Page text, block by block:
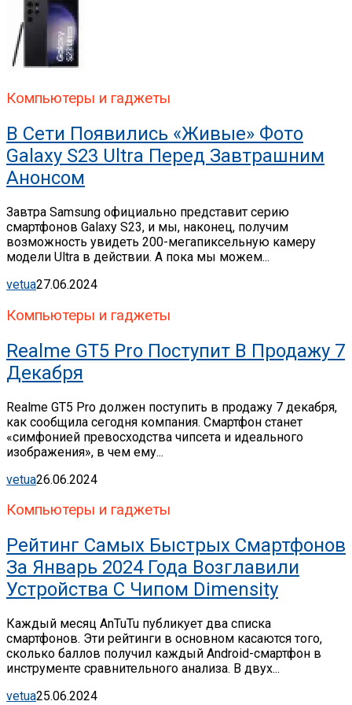
Компьютеры и гаджеты
В Сети Появились «живые» Фото
Galaxy S23 Ultra Перед Завтрашним
Анонсом
Завтра Samsung официально представит серию
смартфонов Galaxy S23, и мы, наконец, получим
возможность увидеть 200-мегапиксельную камеру
модели Ultra в действии. А пока мы можем...
vetua27.06.2024
Компьютеры и гаджеты
Realme GT5 Pro Поступит В Продажу 7
Декабря
Realme GT5 Pro должен поступить в продажу 7 декабря,
как сообщила сегодня компания. Смартфон станет
«симфонией превосходства чипсета и идеального
изображения», в чем ему...
vetua26.06.2024
Компьютеры и гаджеты
Рейтинг Самых Быстрых Смартфонов
За Январь 2024 Года Возглавили
Устройства С Чипом Dimensity
Каждый месяц AnTuTu публикует два списка
смартфонов. Эти рейтинги в основном касаются того,
сколько баллов получил каждый Android-смартфон в
инструменте сравнительного анализа. В двух...
vetua25.06.2024